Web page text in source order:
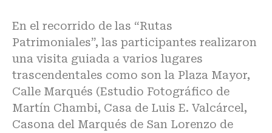
En el recorrido de las “Rutas
Patrimoniales”, las participantes realizaron
una visita guiada a varios lugares
trascendentales como son la Plaza Mayor,
Calle Marqués (Estudio Fotográfico de
Martín Chambi, Casa de Luis E. Valcárcel,
Casona del Marqués de San Lorenzo de